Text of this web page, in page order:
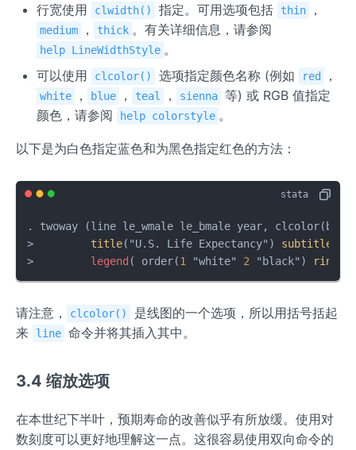
行宽使用
clwidth() 指定。可用选项包括 thin ，
medium ， thick 。有关详细信息，请参阅
help LineWidthStyle 。
可以使用
clcolor() 选项指定颜色名称 (例如 red ，
white ， blue ， teal ， sienna 等) 或 RGB 值指定
颜色，请参阅
help colorstyle 。
以下是为白色指定蓝色和为黑色指定红色的方法：
. twoway (line le_wmale le_bmale year,
> title("U.S. Life Expectancy") subtitle
> legend ( order(1 "white" 2 "black") ring
请注意， clcolor()
是线图的一个选项，所以用括号括起
来
line 命令并将其插入其中。
3.4 缩放选项
在本世纪下半叶，预期寿命的改善似乎有所放缓。使用对
数刻度可以更好地理解这一点。这很容易使用双向命令的